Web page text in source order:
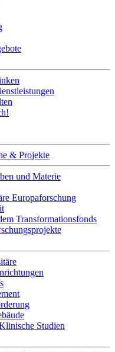
& Projekte
und Materie
Europaforschung
Transformationsfonds
Studien